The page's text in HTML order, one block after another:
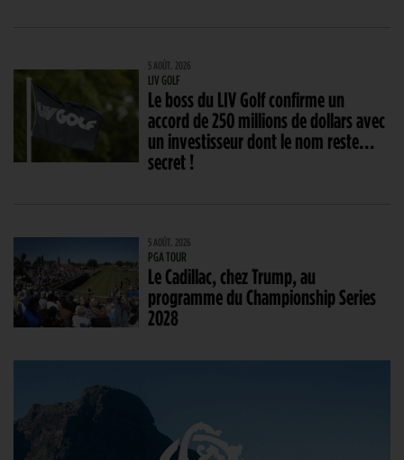
5 AOÛT. 2026
LIV GOLF
Le boss du LIV Golf confirme un
accord de 250 millions de dollars avec
un investisseur dont le nom reste…
secret !
5 AOÛT. 2026
PGA TOUR
Le Cadillac, chez Trump, au
programme du Championship Series
2028